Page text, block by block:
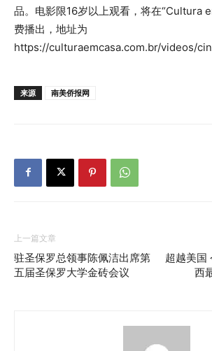
品。电影限16岁以上观看，将在“Cultura
费播出，地址为
https://culturaemcasa.com.br/videos/
来源 南美侨报网
上一篇文章
驻圣保罗总领事陈佩洁出席第
五届圣保罗大学金砖会议
超越美国
西